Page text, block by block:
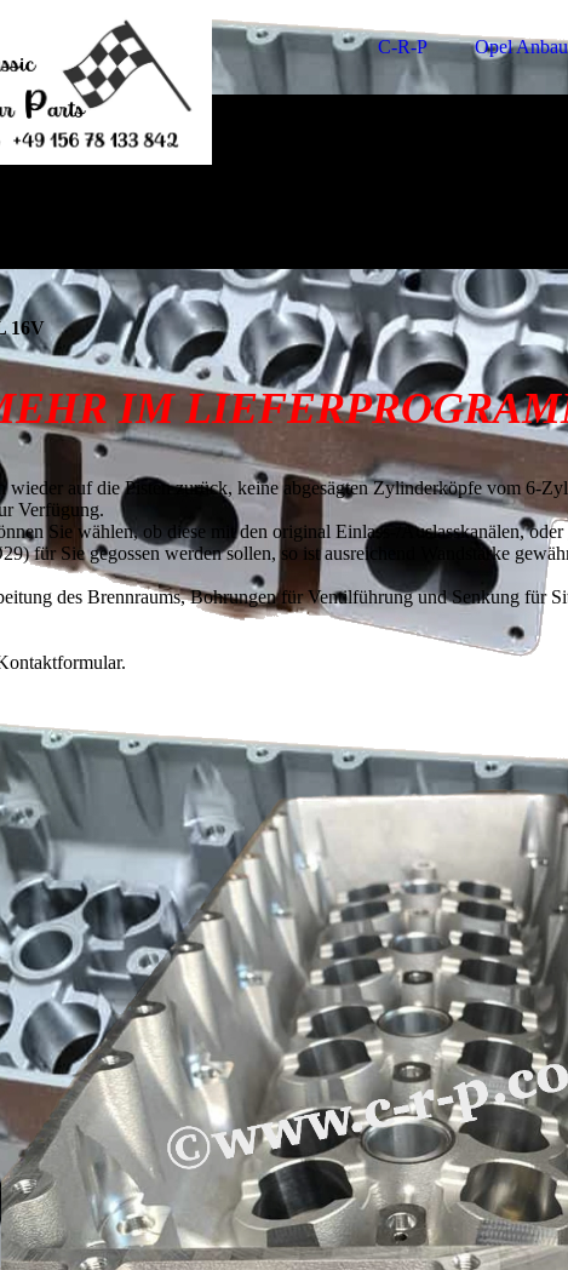
C-R-P Opel
16V
IM
wieder auf die Pisten zurück, keine abgesägten Zylinderköpfe vom 6-
Verfügung.
Sie wählen, ob diese mit den original Einlass-/Auslasskanälen,
für Sie gegossen werden sollen, so ist ausreichend Wandstärke
des Brennraums, Bohrungen für Ventilführung und Senkung für